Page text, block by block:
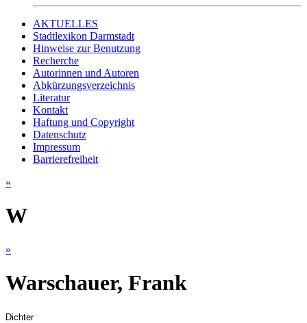
AKTUELLES
Stadtlexikon Darmstadt
Hinweise zur Benutzung
Recherche
Autorinnen und Autoren
Abkürzungsverzeichnis
Literatur
Kontakt
Haftung und Copyright
Datenschutz
Impressum
Barrierefreiheit
«
W
»
Warschauer, Frank
Dichter